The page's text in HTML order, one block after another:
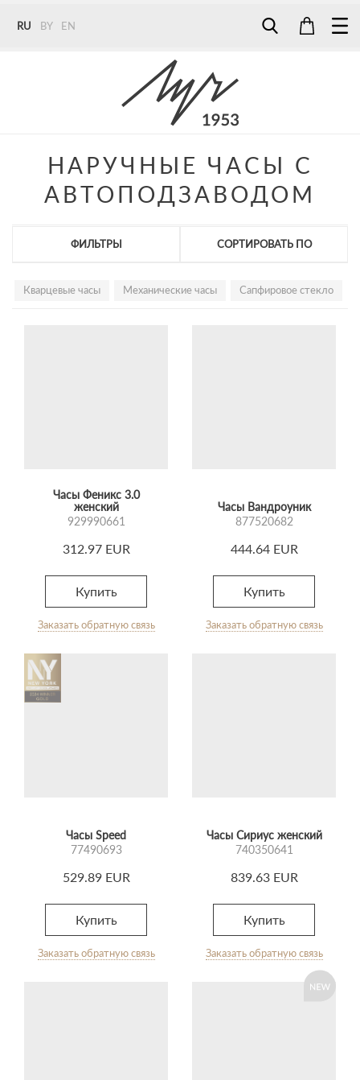
RU BY EN
+375 (29) 272 51 56
НАРУЧНЫЕ ЧАСЫ С
АВТОПОДЗАВОДОМ
ФИЛЬТРЫ СОРТИРОВАТЬ ПО
Кварцевые часы Механические часы Сапфировое стекло
Часы Феникс 3.0
женский
929990661
312.97 EUR
Купить
Заказать обратную связь
Часы Вандроуник
877520682
444.64 EUR
Купить
Заказать обратную связь
Часы Speed
77490693
529.89 EUR
Купить
Заказать обратную связь
Часы Сириус женский
740350641
839.63 EUR
Купить
Заказать обратную связь